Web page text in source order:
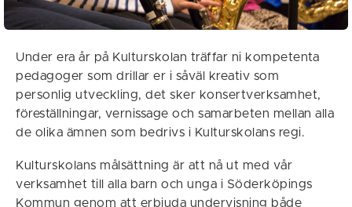
Under era år på Kulturskolan träffar ni kompetenta
pedagoger som drillar er i såväl kreativ som
personlig utveckling, det sker konsertverksamhet,
föreställningar, vernissage och samarbeten mellan alla
de olika ämnen som bedrivs i Kulturskolans regi.
Kulturskolans målsättning är att nå ut med vår
verksamhet till alla barn och unga i Söderköpings
Kommun genom att erbjuda undervisning både